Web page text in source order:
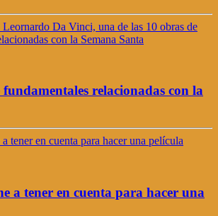
relacionadas con la
a tener en cuenta para hacer una